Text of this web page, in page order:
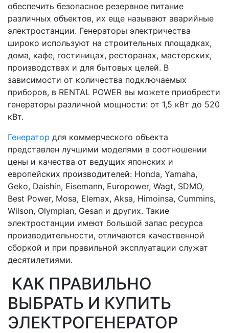
обеспечить безопасное резервное питание
различных объектов, их еще называют аварийные
электростанции. Генераторы электричества
широко используют на строительных площадках,
дома, кафе, гостиницах, ресторанах, мастерских,
производствах и для бытовых целей. В
зависимости от количества подключаемых
приборов, в RENTAL POWER вы можете приобрести
генераторы различной мощности: от 1,5 кВт до 520
кВт.
Генератор для коммерческого объекта
представлен лучшими моделями в соотношении
цены и качества от ведущих японских и
европейских производителей: Honda, Yamaha,
Geko, Daishin, Eisemann, Europower, Wagt, SDMO,
Best Power, Mosa, Elemax, Aksa, Himoinsa, Cummins,
Wilson, Olympian, Gesan и других. Такие
электростанции имеют большой запас ресурса
производительности, отличаются качественной
сборкой и при правильной эксплуатации служат
десятилетиями.
КАК ПРАВИЛЬНО
ВЫБРАТЬ И КУПИТЬ
ЭЛЕКТРОГЕНЕРАТОР